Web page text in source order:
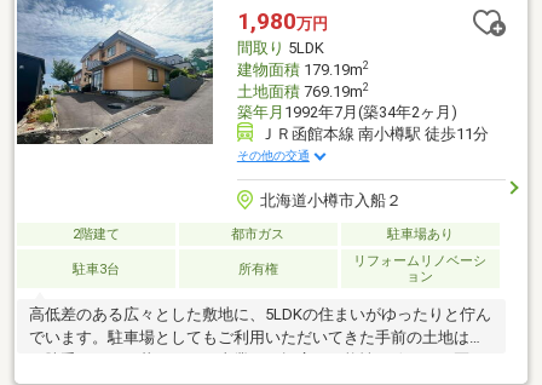
1,980万円
間取り 5LDK
建物面積179.19m2
土地面積769.19m2
築年月 1992年7月(築34年2ヶ月)
ＪＲ函館本線 南小樽駅 徒歩11分
その他の交通
北海道小樽市入船２
2階建て 都市ガス 駐車場あり
駐車3台 所有権
リフォームリノベーシ
ョン
高低差のある広々とした敷地に、5LDKの住まいがゆったりと佇ん
でいます。駐車場としてもご利用いただいてきた手前の土地は使